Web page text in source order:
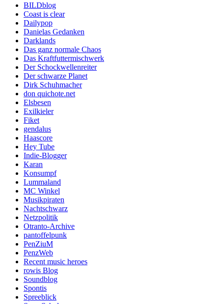
BILDblog
Coast is clear
Dailypop
Danielas Gedanken
Darklands
Das ganz normale Chaos
Das Kraftfuttermischwerk
Der Schockwellenreiter
Der schwarze Planet
Dirk Schuhmacher
don quichote.net
Elsbesen
Exilkieler
Fiket
gendalus
Haascore
Hey Tube
Indie-Blogger
Karan
Konsumpf
Lummaland
MC Winkel
Musikpiraten
Nachtschwarz
Netzpolitik
Otranto-Archive
pantoffelpunk
PenZiuM
PenzWeb
Recent music heroes
rowis Blog
Soundblog
Spontis
Spreeblick